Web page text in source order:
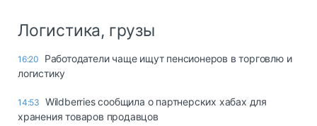
Логистика, грузы
16:20
Работодатели чаще ищут пенсионеров в торговлю и
логистику
14:53 Wildberries сообщила о партнерских хабах для
хранения товаров продавцов